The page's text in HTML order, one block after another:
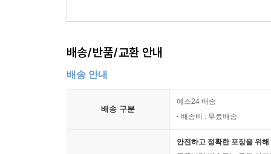
배송/반품/교환 안내
배송 안내
배송 구분
예스24 배송
배송비 : 무료배송
안전하고 정확한 포장을 위